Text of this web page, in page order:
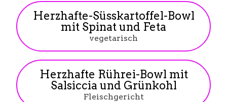
Herzhafte-Süsskartoffel-Bowl
mit Spinat und Feta
vegetarisch
Herzhafte Rührei-Bowl mit
Salsiccia und Grünkohl
Fleischgericht